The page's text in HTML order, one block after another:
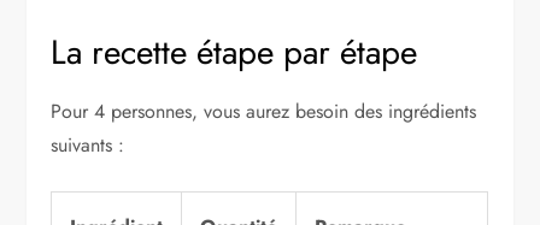
La recette étape par étape
Pour 4 personnes, vous aurez besoin des ingrédients
suivants :